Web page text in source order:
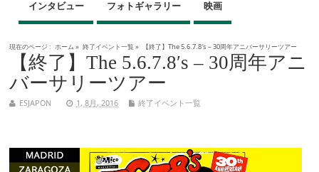
インタビュー フォトギャラリー 映画
現在のページ : ホーム » 終了イベント一覧» 【終了】The 5.6.7.8′s – 30周年アニバーサリーツアー
【終了】The 5.6.7.8′s – 30周年アニ
バーサリーツアー
ESJAPON 1, 8月, 2016 終了イベント一覧